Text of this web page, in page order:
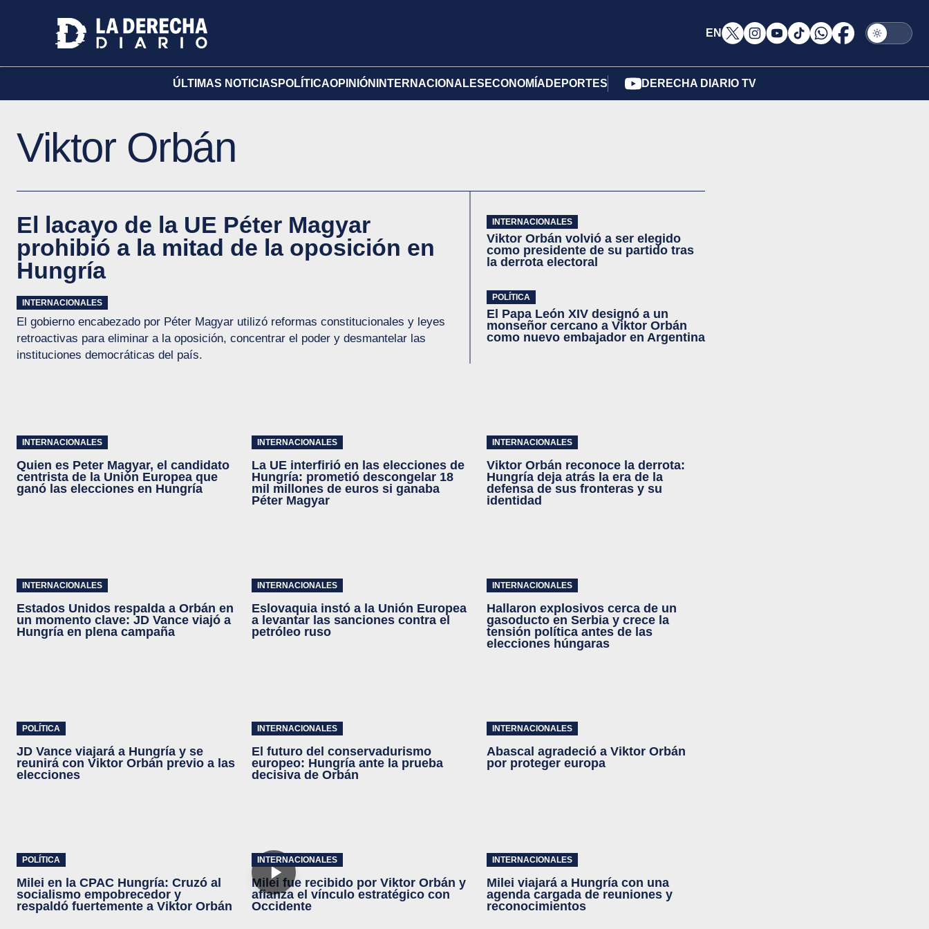
EN
ÚLTIMAS NOTICIAS POLÍTICAOPINIÓN INTERNACIONALES ECONOMÍA DEPORTES DERECHA DIARIO TV
Viktor Orbán
El lacayo de la UE Péter Magyar
prohibió a la mitad de la oposición en
Hungría
INTERNACIONALES
El gobierno encabezado por Péter Magyar utilizó reformas constitucionales y leyes
retroactivas para eliminar a la oposición, concentrar el poder y desmantelar las
instituciones democráticas del país.
INTERNACIONALES
Viktor Orbán volvió a ser elegido
como presidente de su partido tras
la derrota electoral
POLÍTICA
El Papa León XIV designó a un
monseñor cercano a Viktor Orbán
como nuevo embajador en Argentina
INTERNACIONALES
Quien es Peter Magyar, el candidato
centrista de la Unión Europea que
ganó las elecciones en Hungría
INTERNACIONALES
La UE interfirió en las elecciones de
Hungría: prometió descongelar 18
mil millones de euros si ganaba
Péter Magyar
INTERNACIONALES
Viktor Orbán reconoce la derrota:
Hungría deja atrás la era de la
defensa de sus fronteras y su
identidad
INTERNACIONALES
Estados Unidos respalda a Orbán en
un momento clave: JD Vance viajó a
Hungría en plena campaña
INTERNACIONALES
Eslovaquia instó a la Unión Europea
a levantar las sanciones contra el
petróleo ruso
INTERNACIONALES
Hallaron explosivos cerca de un
gasoducto en Serbia y crece la
tensión política antes de las
elecciones húngaras
POLÍTICA
JD Vance viajará a Hungría y se
reunirá con Viktor Orbán previo a las
elecciones
INTERNACIONALES
El futuro del conservadurismo
europeo: Hungría ante la prueba
decisiva de Orbán
INTERNACIONALES
Abascal agradeció a Viktor Orbán
por proteger europa
POLÍTICA
Milei en la CPAC Hungría: Cruzó al
socialismo empobrecedor y
respaldó fuertemente a Viktor Orbán
INTERNACIONALES
Milei fue recibido por Viktor Orbán y
afianza el vínculo estratégico con
Occidente
INTERNACIONALES
Milei viajará a Hungría con una
agenda cargada de reuniones y
reconocimientos